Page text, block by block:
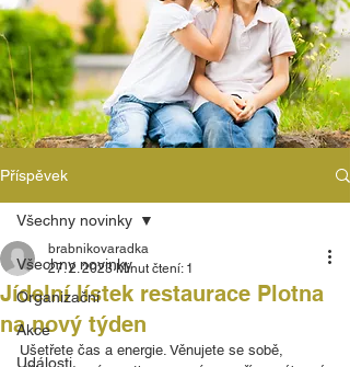
Příspěvek
Všechny novinky
Organizační
Akce
Události
Všechny novinky
Jídelní lístek restaurace Plotna
na nový týden
brabnikovaradka
27. 2. 2023 Minut čtení: 1
Ušetřete čas a energie. Věnujete se sobě,